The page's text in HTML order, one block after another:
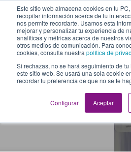
Este sitio web almacena cookies en tu
recopilar información acerca de tu
nos permite recordarte. Usamos esta
mejorar y personalizar tu experiencia de
analíticas y métricas acerca de nuestros
otros medios de comunicación. Para
cookies, consulta nuestra política de
Si rechazas, no se hará seguimiento de
este sitio web. Se usará una sola cookie
recordar tu preferencia de que no se te
Configurar Aceptar
Main
The School of We
Relearning love
in business, society
and the self